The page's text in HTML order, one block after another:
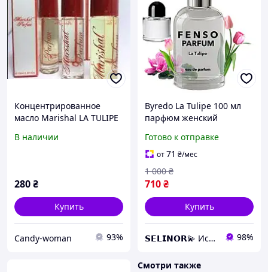
Концентрированное
масло Marishal LA TULIPE
мл
В наличии
280₴
Купить
Candy-woman 93%
Byredo La Tulipe 100 мл
парфюм женский
Готово к отправке
от71 ₴/мес
710₴
1 000 ₴
Купить
𝗦𝗘𝗟𝗜𝗡𝗢𝗥💫 Искусство аромата 98%
Смотри также